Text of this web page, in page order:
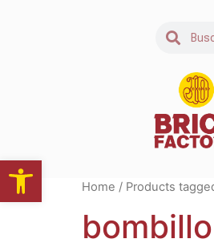
Abrir barra de herramientas
Home / Products
bombillo